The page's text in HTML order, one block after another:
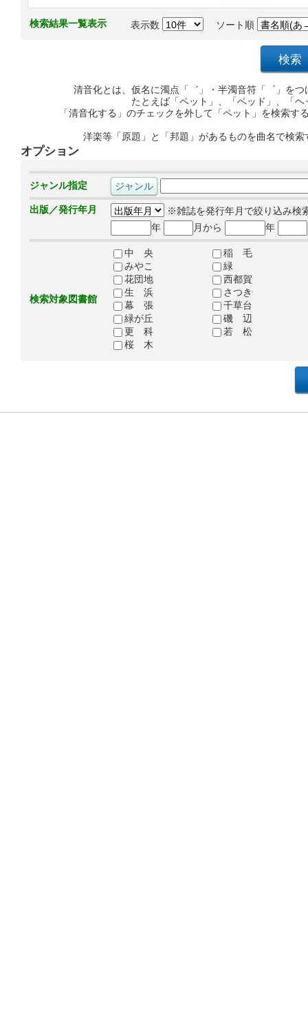
検索結果一覧表示 表示数 ソート順
清音化とは、仮名に濁点「゛」・半濁音符「゜」を
たとえば「ペット」、「ベッド」、「
「清音化する」のチェックを外して「ペット」を検索
洋楽等「原題」と「邦題」があるものを曲名で検
オプション
ジャンル指定
出版／発行年月
※雑誌を発行年月で絞り込み検
年
月から 年
検索対象図書館
中 央
稲 毛
みやこ
緑
花団地
西都賀
生 浜
さつき
幕 張
千草台
緑が丘
磯 辺
更 科
若 松
桜 木